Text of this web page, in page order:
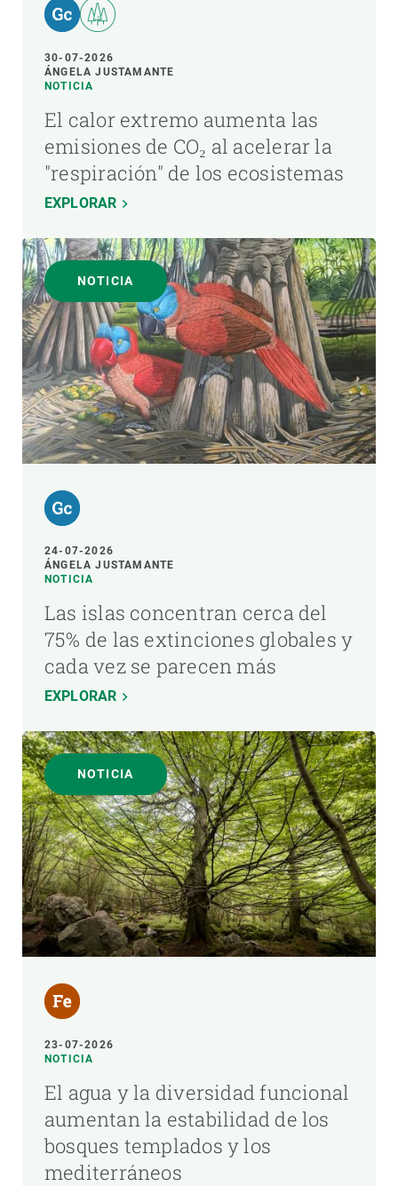
30-07-2026
ÁNGELA JUSTAMANTE
NOTICIA
El calor extremo aumenta las
emisiones de CO₂ al acelerar la
"respiración" de los ecosistemas
EXPLORAR
NOTICIA
24-07-2026
ÁNGELA JUSTAMANTE
NOTICIA
Las islas concentran cerca del
75% de las extinciones globales y
cada vez se parecen más
EXPLORAR
NOTICIA
23-07-2026
NOTICIA
El agua y la diversidad funcional
aumentan la estabilidad de los
bosques templados y los
mediterráneos